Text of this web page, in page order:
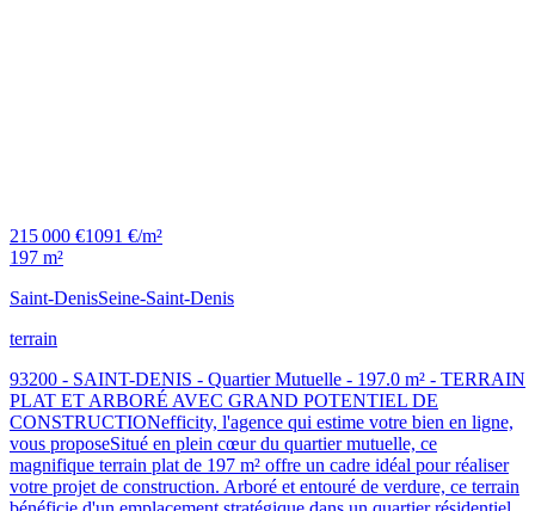
215 000 €1091 €/m²
197 m²
Saint-DenisSeine-Saint-Denis
terrain
93200 - SAINT-DENIS - Quartier Mutuelle - 197.0 m² - TERRAIN
PLAT ET ARBORÉ AVEC GRAND POTENTIEL DE
CONSTRUCTIONefficity, l'agence qui estime votre bien en ligne,
vous proposeSitué en plein cœur du quartier mutuelle, ce
magnifique terrain plat de 197 m² offre un cadre idéal pour réaliser
votre projet de construction. Arboré et entouré de verdure, ce terrain